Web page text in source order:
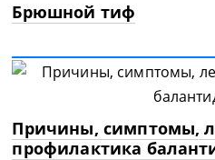
Брюшной тиф
Причины, симптомы,
профилактика